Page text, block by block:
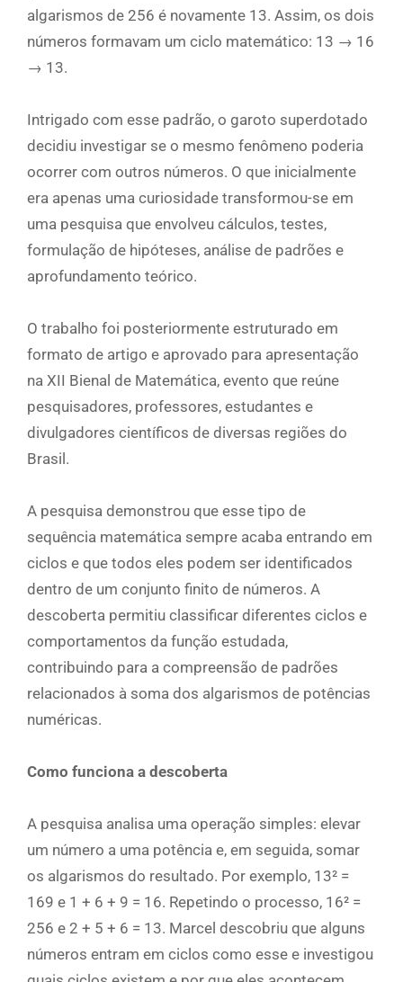
algarismos de 256 é novamente 13. Assim, os dois
números formavam um ciclo matemático: 13 → 16
→ 13.
Intrigado com esse padrão, o garoto superdotado
decidiu investigar se o mesmo fenômeno poderia
ocorrer com outros números. O que inicialmente
era apenas uma curiosidade transformou-se em
uma pesquisa que envolveu cálculos, testes,
formulação de hipóteses, análise de padrões e
aprofundamento teórico.
O trabalho foi posteriormente estruturado em
formato de artigo e aprovado para apresentação
na XII Bienal de Matemática, evento que reúne
pesquisadores, professores, estudantes e
divulgadores científicos de diversas regiões do
Brasil.
A pesquisa demonstrou que esse tipo de
sequência matemática sempre acaba entrando em
ciclos e que todos eles podem ser identificados
dentro de um conjunto finito de números. A
descoberta permitiu classificar diferentes ciclos e
comportamentos da função estudada,
contribuindo para a compreensão de padrões
relacionados à soma dos algarismos de potências
numéricas.
Como funciona a descoberta
A pesquisa analisa uma operação simples: elevar
um número a uma potência e, em seguida, somar
os algarismos do resultado. Por exemplo, 13² =
169 e 1 + 6 + 9 = 16. Repetindo o processo, 16² =
256 e 2 + 5 + 6 = 13. Marcel descobriu que alguns
números entram em ciclos como esse e investigou